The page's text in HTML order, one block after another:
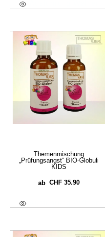
Themenmischung
„Prüfungsangst“ BIO-Globuli
KIDS
abCHF 35.90